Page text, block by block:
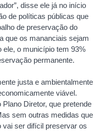
disse ele já no início
de políticas públicas que
de preservação do
que os mananciais sejam
ele, o município tem 93%
permanente.
justa e ambientalmente
viável.
Diretor, que pretende
sem outras medidas que
ser difícil preservar os